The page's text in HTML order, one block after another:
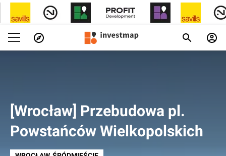
[Wrocław] Przebudowa pl.
Powstańców Wielkopolskich